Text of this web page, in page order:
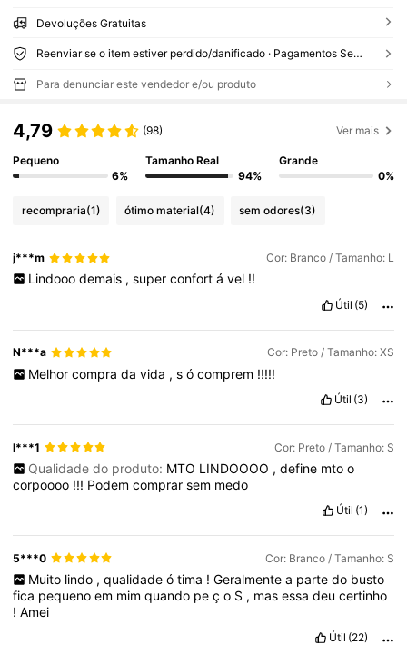
Devoluções Gratuitas
Reenviar se o item estiver perdido/danificado · Pagamentos Seguros · Proteção de privacidade
Para denunciar este vendedor e/ou produto
4,79 (98) Ver mais
Pequeno
6%
Tamanho Real
94%
Grande
0%
recompraria(1) ótimo material(4) sem odores(3)
j***m Cor: Branco / Tamanho: L
Lindooo demais , super confort á vel !!
Útil (5)
N***a Cor: Preto / Tamanho: XS
Melhor compra da vida , s ó comprem !!!!!
Útil (3)
l***1 Cor: Preto / Tamanho: S
Qualidade do produto: MTO LINDOOOO , define mto o
corpoooo !!! Podemcomprarsem medo
Útil (1)
5***0 Cor: Branco / Tamanho: S
Muito lindo , qualidade ó tima ! Geralmente a parte do busto
fica pequenoem mimquando peço S , masessadeucertinho
!Amei
Útil (22)